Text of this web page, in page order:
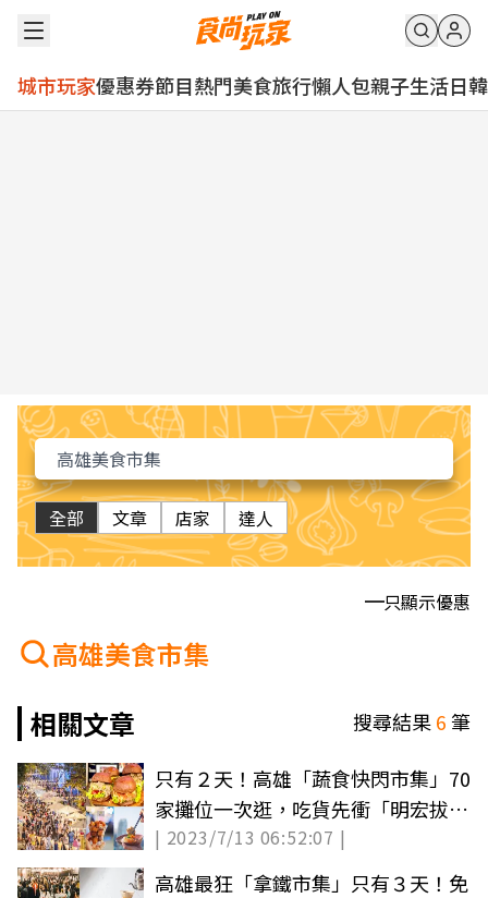
城市玩家優惠券節目熱門美食旅行懶人包親子生活日韓
全部 文章 店家 達人
只顯示優惠
高雄美食市集
相關文章
搜尋結果6筆
只有２天！高雄「蔬食快閃市集」70
家攤位一次逛，吃貨先衝「明宏拔絲
地瓜」
| 2023/7/13 06:52:07 |
高雄最狂「拿鐵市集」只有３天！免